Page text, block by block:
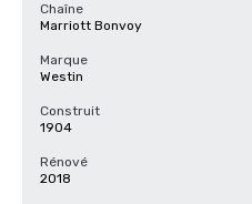
Chaîne
Marriott Bonvoy
Marque
Westin
Construit
1904
Rénové
2018